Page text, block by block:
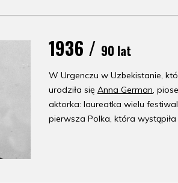
1936 / 90 lat
W Urgenczu w Uzbekistanie,
urodziła się Anna German,
aktorka: laureatka wielu
pierwsza Polka, która